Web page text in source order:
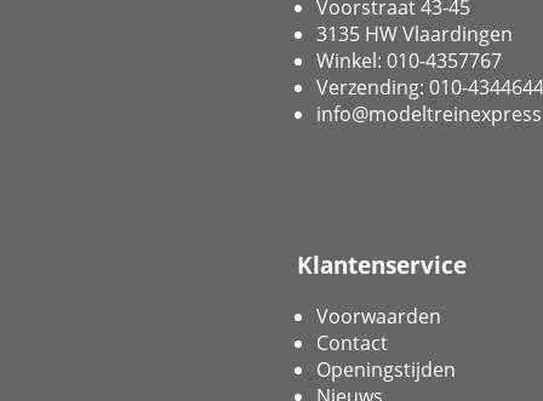
Voorstraat 43-45
3135 HW Vlaardingen
Winkel: 010-4357767
Verzending: 010-4344644
Klantenservice
Voorwaarden
Contact
Openingstijden